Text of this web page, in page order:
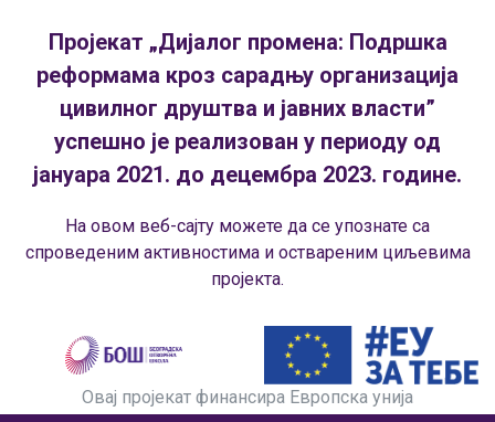
Пројекат „Дијалог промена: Подршка
реформама кроз сарадњу организација
цивилног друштва и јавних власти”
успешно је реализован у периоду од
јануара 2021. до децембра 2023. године.
На овом веб-сајту можете да се упознате са
спроведеним активностима и оствареним циљевима
пројекта.
Овај пројекат финансира Европска унија